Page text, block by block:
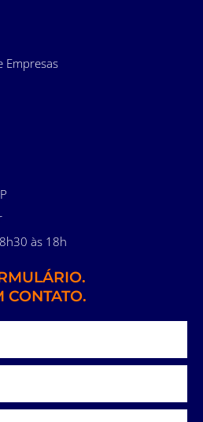
Empresas
às 18h
CONTATO.